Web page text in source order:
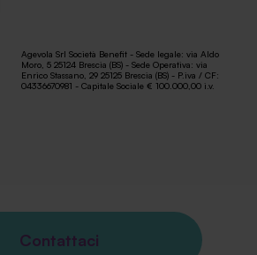
Agevola Srl Società Benefit - Sede legale: via Aldo
Moro, 5 25124 Brescia (BS) - Sede Operativa: via
Enrico Stassano, 29 25125 Brescia (BS) - P.iva / CF:
04336670981 - Capitale Sociale € 100.000,00 i.v.
Contattaci